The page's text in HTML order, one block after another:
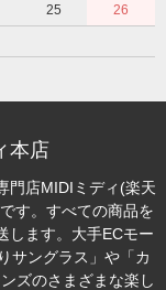
25
26
本店
門店MIDIミディ(楽天
す。すべての商品を
します。大手ECモー
サングラス」や「カ
ズのさまざまな楽し